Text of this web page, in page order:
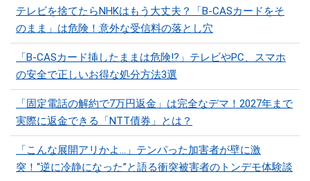
テレビを捨てたらNHKはもう大丈夫？「B-CASカードをそ
のまま」は危険！意外な受信料の落とし穴
「B-CASカード挿したままは危険!?」テレビやPC、スマホ
の安全で正しいお得な処分方法3選
「固定電話の解約で7万円返金」は完全なデマ！2027年まで
実際に返金できる「NTT債券」とは？
「こんな展開アリかよ…」テンパった加害者が壁に激
突！“逆に冷静になった”と語る衝突被害者のトンデモ体験談